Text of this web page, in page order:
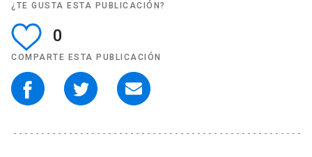
¿TE GUSTA ESTA PUBLICACIÓN?
0
COMPARTE ESTA PUBLICACIÓN